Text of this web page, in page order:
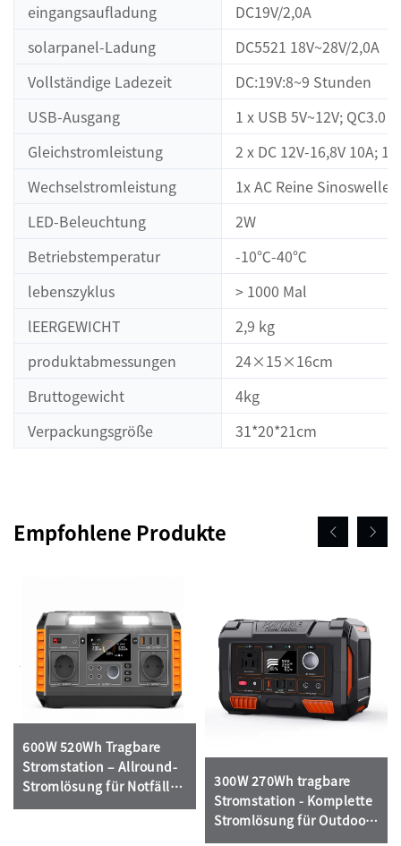
eingangsaufladung
DC19V/2,0A
solarpanel-Ladung
DC5521 18V~28V/2,0A
Vollständige Ladezeit
DC:19V:8~9 Stunden
USB-Ausgang
1 x USB 5V~12V; QC3.0
Gleichstromleistung
2 x DC 12V-16,8V 10A;
Wechselstromleistung
1x AC Reine Sinoswelle
LED-Beleuchtung
2W
Betriebstemperatur
-10℃-40℃
lebenszyklus
> 1000 Mal
lEERGEWICHT
2,9 kg
produktabmessungen
24×15×16cm
Bruttogewicht
4kg
Verpackungsgröße
31*20*21cm
Empfohlene Produkte
600W 520Wh Tragbare
Stromstation – Allround-
Stromlösung für Notfälle
im Freien und zu Hause
300W 270Wh tragbare
Stromstation - Komplette
Stromlösung für Outdoor-
und Notfalleinsatz